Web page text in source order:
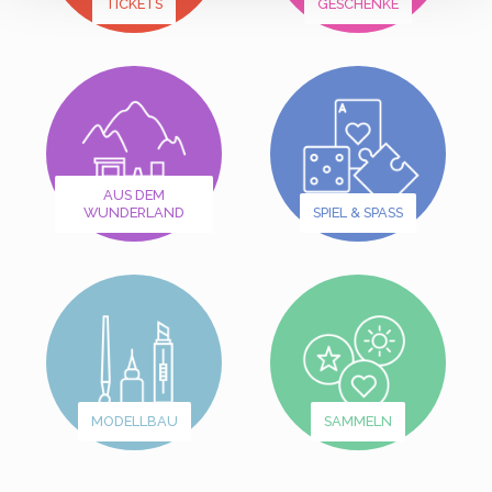
TICKETS GESCHENKE
AUS DEM
WUNDERLAND
SPIEL & SPASS
MODELLBAU SAMMELN